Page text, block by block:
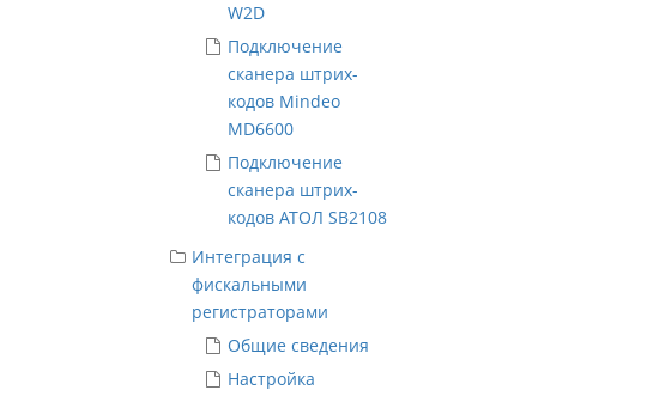
W2D
Подключение
сканера штрих-
кодов Mindeo
MD6600
Подключение
сканера штрих-
кодов АТОЛ SB2108
Интеграция с
фискальными
регистраторами
Общие сведения
Настройка